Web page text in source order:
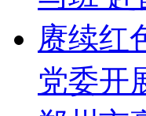
赓续红
党委开